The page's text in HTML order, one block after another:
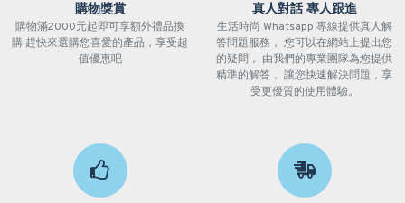
購物獎賞
購物滿2000元起即可享額外禮品換
購 趕快來選購您喜愛的產品，享受超
值優惠吧
真人對話 專人跟進
生活時尚 Whatsapp 專線提供真人解
答問題服務， 您可以在網站上提出您
的疑問， 由我們的專業團隊為您提供
精準的解答， 讓您快速解決問題，享
受更優質的使用體驗。